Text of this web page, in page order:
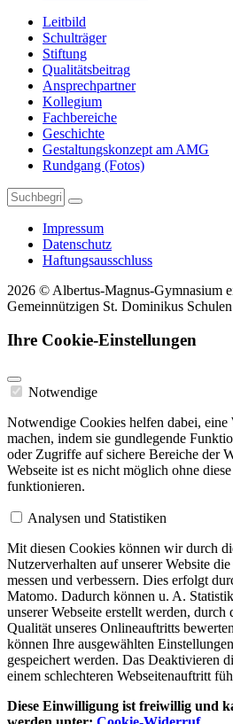
Leitbild
Schulträger
Stiftung
Qualitätsbeitrag
Ansprechpartner
Kollegium
Fachbereiche
Geschichte
Gestaltungskonzept am AMG
Rundgang (Fotos)
Impressum
Datenschutz
Haftungsausschluss
2026 © Albertus-Magnus-Gymnasium
Gemeinnützigen St. Dominikus
Ihre Cookie-Einstellungen
Notwendige
Notwendige Cookies helfen dabei, eine
machen, indem sie gundlegende
oder Zugriffe auf sichere Bereiche der
Webseite ist es nicht möglich ohne
funktionieren.
Analysen und Statistiken
Mit diesen Cookies können wir durch
Nutzerverhalten auf unserer Website
messen und verbessern. Dies erfolgt
Matomo. Dadurch können u. A.
unserer Webseite erstellt werden,
Qualität unseres Onlineauftritts
können Ihre ausgewählten
gespeichert werden. Das Deaktivieren
einem schlechteren Webseitenauftritt
Diese Einwilligung ist freiwillig und